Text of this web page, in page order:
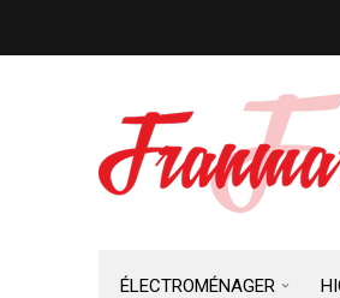
ÉLECTROMÉNAGER